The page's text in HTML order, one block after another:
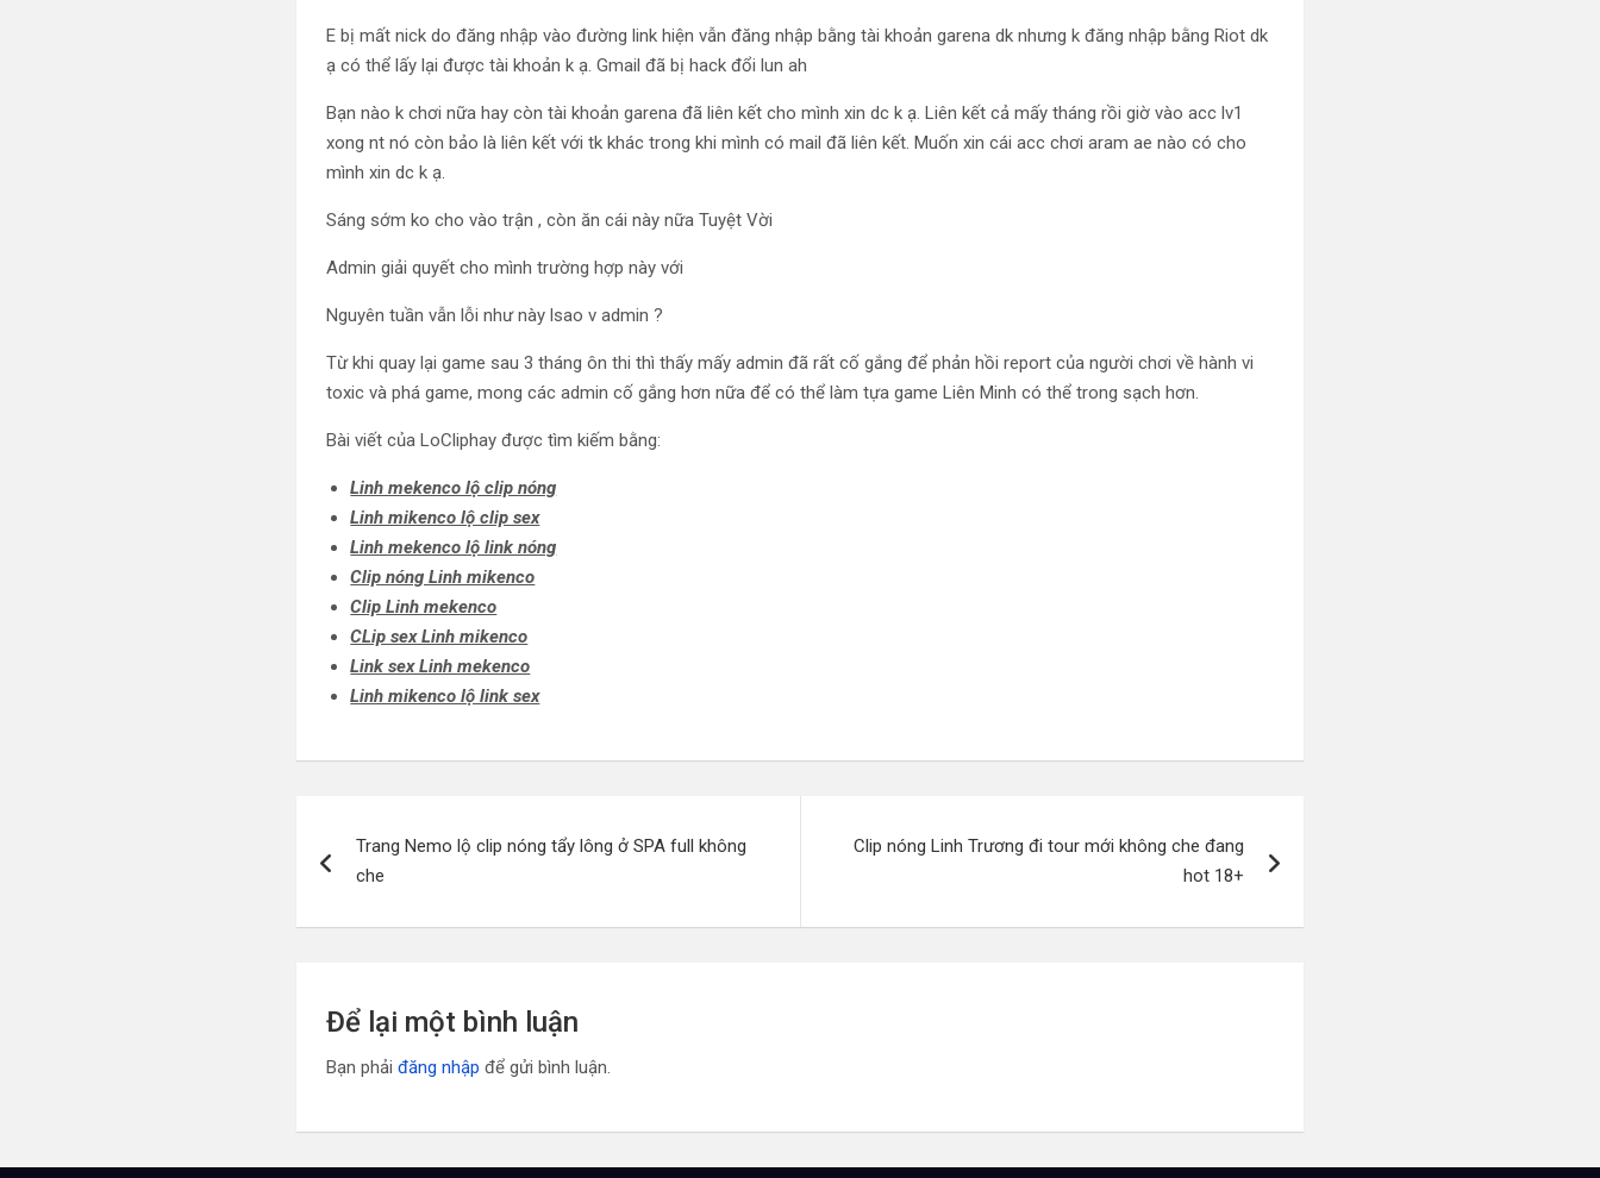
E bị mất nick do đăng nhập vào đường link hiện vẫn đăng nhập bằng tài khoản garena dk nhưng k đăng nhập bằng Riot dk
ạ có thể lấy lại được tài khoản k ạ. Gmail đã bị hack đổi lun ah
Bạn nào k chơi nữa hay còn tài khoản garena đã liên kết cho mình xin dc k ạ. Liên kết cả mấy tháng rồi giờ vào acc lv1
xong nt nó còn bảo là liên kết với tk khác trong khi mình có mail đã liên kết. Muốn xin cái acc chơi aram ae nào có cho
mình xin dc k ạ.
Sáng sớm ko cho vào trận , còn ăn cái này nữa Tuyệt Vời
Admin giải quyết cho mình trường hợp này với
Nguyên tuần vẫn lỗi như này lsao v admin ?
Từ khi quay lại game sau 3 tháng ôn thi thì thấy mấy admin đã rất cố gắng để phản hồi report của người chơi về hành vi
toxic và phá game, mong các admin cố gắng hơn nữa để có thể làm tựa game Liên Minh có thể trong sạch hơn.
Bài viết của LoCliphay được tìm kiếm bằng:
Linh mekenco lộ clip nóng
Linh mikenco lộ clip sex
Linh mekenco lộ link nóng
Clip nóng Linh mikenco
Clip Linh mekenco
CLip sex Linh mikenco
Link sex Linh mekenco
Linh mikenco lộ link sex
hướng
bài
Trang Nemo lộ clip nóng tẩy lông ở SPA full không
che
Clip nóng Linh Trương đi tour mới không che đang
hot 18+
Để lại một bình luận
Bạn phảiđăng nhập để gửi bình luận.